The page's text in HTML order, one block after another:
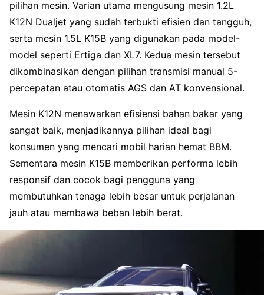
pilihan mesin. Varian utama mengusung mesin 1.2L
K12N Dualjet yang sudah terbukti efisien dan tangguh,
serta mesin 1.5L K15B yang digunakan pada model-
model seperti Ertiga dan XL7. Kedua mesin tersebut
dikombinasikan dengan pilihan transmisi manual 5-
percepatan atau otomatis AGS dan AT konvensional.
Mesin K12N menawarkan efisiensi bahan bakar yang
sangat baik, menjadikannya pilihan ideal bagi
konsumen yang mencari mobil harian hemat BBM.
Sementara mesin K15B memberikan performa lebih
responsif dan cocok bagi pengguna yang
membutuhkan tenaga lebih besar untuk perjalanan
jauh atau membawa beban lebih berat.